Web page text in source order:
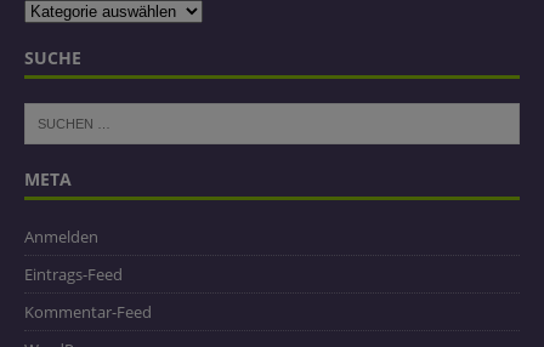
SUCHE
META
Anmelden
Eintrags-Feed
Kommentar-Feed